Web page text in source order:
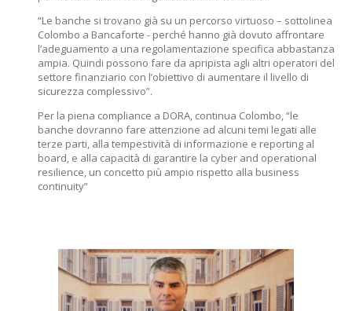
“Le banche si trovano già su un percorso virtuoso – sottolinea
Colombo a Bancaforte - perché hanno già dovuto affrontare
l’adeguamento a una regolamentazione specifica abbastanza
ampia. Quindi possono fare da apripista agli altri operatori del
settore finanziario con l’obiettivo di aumentare il livello di
sicurezza complessivo”.
Per la piena compliance a DORA, continua Colombo, “le
banche dovranno fare attenzione ad alcuni temi legati alle
terze parti, alla tempestività di informazione e reporting al
board, e alla capacità di garantire la cyber and operational
resilience, un concetto più ampio rispetto alla business
continuity”